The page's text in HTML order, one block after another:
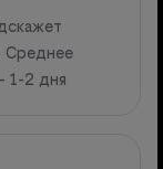
Среднее
1-2 дня